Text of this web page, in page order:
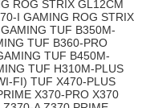
ROG STRIX GL12CM
I GAMING ROG STRIX
TUF B350M-
TUF B360-PRO
TUF B450M-
TUF H310M-PLUS
FI) TUF X470-PLUS
X370-PRO X370